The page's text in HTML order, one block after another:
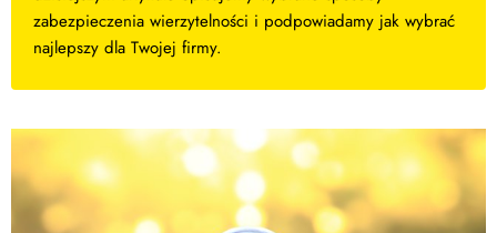
zabezpieczenia wierzytelności i podpowiadamy jak wybrać
najlepszy dla Twojej firmy.